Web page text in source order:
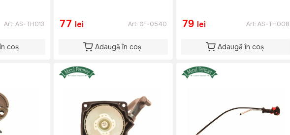
Art: AS-TH013
coș
77 lei Art: GF-0540
Adaugă în coș
79 lei Art: AS-TH008
Adaugă în coș